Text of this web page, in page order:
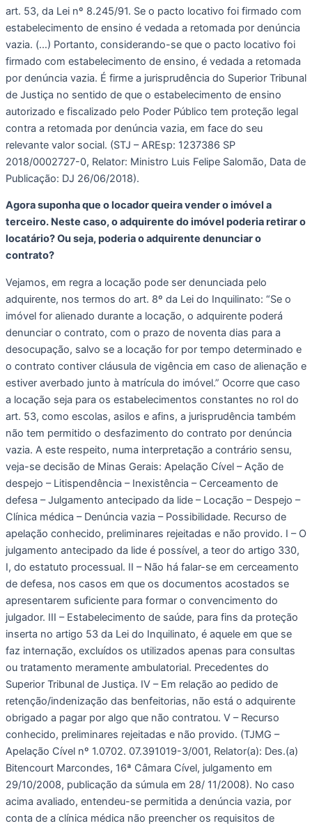
art. 53, da Lei nº 8.245/91. Se o pacto locativo foi firmado com
estabelecimento de ensino é vedada a retomada por denúncia
vazia. (…) Portanto, considerando-se que o pacto locativo foi
firmado com estabelecimento de ensino, é vedada a retomada
por denúncia vazia. É firme a jurisprudência do Superior Tribunal
de Justiça no sentido de que o estabelecimento de ensino
autorizado e fiscalizado pelo Poder Público tem proteção legal
contra a retomada por denúncia vazia, em face do seu
relevante valor social. (STJ – AREsp: 1237386 SP
2018/0002727-0, Relator: Ministro Luis Felipe Salomão, Data de
Publicação: DJ 26/06/2018).
Agora suponha que o locador queira vender o imóvel a
terceiro. Neste caso, o adquirente do imóvel poderia retirar o
locatário? Ou seja, poderia o adquirente denunciar o
contrato?
Vejamos, em regra a locação pode ser denunciada pelo
adquirente, nos termos do art. 8º da Lei do Inquilinato: “Se o
imóvel for alienado durante a locação, o adquirente poderá
denunciar o contrato, com o prazo de noventa dias para a
desocupação, salvo se a locação for por tempo determinado e
o contrato contiver cláusula de vigência em caso de alienação e
estiver averbado junto à matrícula do imóvel.” Ocorre que caso
a locação seja para os estabelecimentos constantes no rol do
art. 53, como escolas, asilos e afins, a jurisprudência também
não tem permitido o desfazimento do contrato por denúncia
vazia. A este respeito, numa interpretação a contrário sensu,
veja-se decisão de Minas Gerais: Apelação Cível – Ação de
despejo – Litispendência – Inexistência – Cerceamento de
defesa – Julgamento antecipado da lide – Locação – Despejo –
Clínica médica – Denúncia vazia – Possibilidade. Recurso de
apelação conhecido, preliminares rejeitadas e não provido. I – O
julgamento antecipado da lide é possível, a teor do artigo 330,
I, do estatuto processual. II – Não há falar-se em cerceamento
de defesa, nos casos em que os documentos acostados se
apresentarem suficiente para formar o convencimento do
julgador. III – Estabelecimento de saúde, para fins da proteção
inserta no artigo 53 da Lei do Inquilinato, é aquele em que se
faz internação, excluídos os utilizados apenas para consultas
ou tratamento meramente ambulatorial. Precedentes do
Superior Tribunal de Justiça. IV – Em relação ao pedido de
retenção/indenização das benfeitorias, não está o adquirente
obrigado a pagar por algo que não contratou. V – Recurso
conhecido, preliminares rejeitadas e não provido. (TJMG –
Apelação Cível nº 1.0702. 07.391019-3/001, Relator(a): Des.(a)
Bitencourt Marcondes, 16ª Câmara Cível, julgamento em
29/10/2008, publicação da súmula em 28/ 11/2008). No caso
acima avaliado, entendeu-se permitida a denúncia vazia, por
conta de a clínica médica não preencher os requisitos de